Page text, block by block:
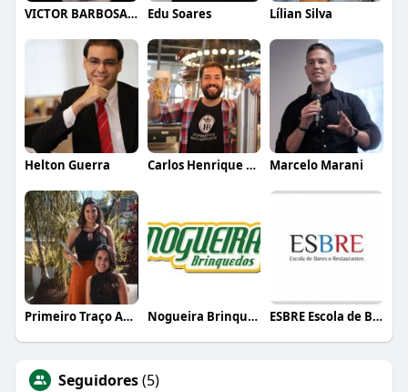
VICTOR BARBOSA QUARANTA Edu Soares Lílian Silva
Helton Guerra Carlos Henrique de Faria Vasconcelos Marcelo Marani
Primeiro Traço Arquitetura Nogueira Brinquedos ESBRE Escola de Bares e Restaurantes
Seguidores(5)